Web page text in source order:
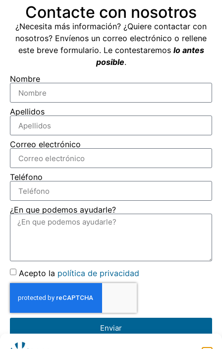
Contacte con nosotros
¿Necesita más información? ¿Quiere contactar con
nosotros? Envíenos un correo electrónico o rellene
este breve formulario. Le contestaremos lo antes
posible.
Nombre
Apellidos
Correo electrónico
Teléfono
¿En que podemos ayudarle?
Acepto la política de privacidad
Enviar